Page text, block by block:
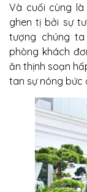
Và cuối cùng là
ghen tị bởi sự
tượng chúng
phòng khách
ăn thịnh soạn
tan sự nóng bức